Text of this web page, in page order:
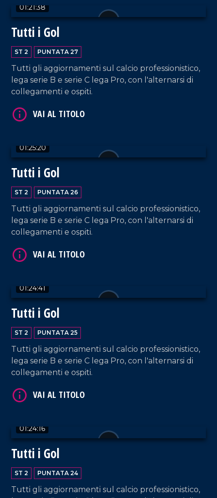
01:21:38
Tutti i Gol
ST 2 PUNTATA 27
Tutti gli aggiornamenti sul calcio professionistico,
lega serie B e serie C lega Pro, con l'alternarsi di
collegamenti e ospiti.
01:25:20
Tutti i Gol
ST 2 PUNTATA 26
Tutti gli aggiornamenti sul calcio professionistico,
lega serie B e serie C lega Pro, con l'alternarsi di
collegamenti e ospiti.
01:24:41
Tutti i Gol
ST 2 PUNTATA 25
Tutti gli aggiornamenti sul calcio professionistico,
lega serie B e serie C lega Pro, con l'alternarsi di
collegamenti e ospiti.
VAI AL TITOLO
01:24:16
Tutti i Gol
ST 2 PUNTATA 24
Tutti gli aggiornamenti sul calcio professionistico,
VAI AL TITOLO
VAI AL TITOLO